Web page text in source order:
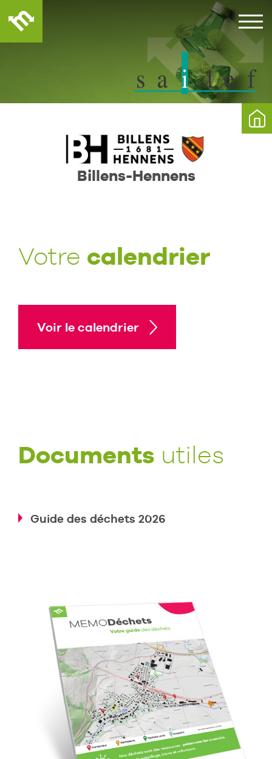
Billens-Hennens
Votre calendrier
Voir le calendrier
Documents utiles
Guide des déchets 2026